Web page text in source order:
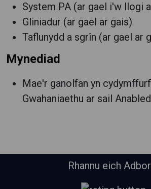
System PA (ar gael i'w llogi
Gliniadur (ar gael ar gais)
Taflunydd a sgrîn (ar gael ar
Mynediad
Mae'r ganolfan yn
Gwahaniaethu ar sail
Rhannu eich